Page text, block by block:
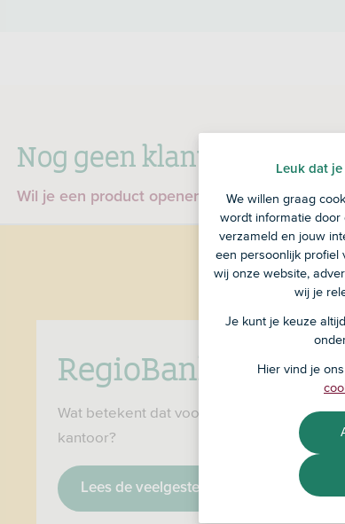
Nog geen klant bij
Wil je een product openen en ben je nog
RegioBank is nu
Wat betekent dat voor jou, je producten en
kantoor?
Lees de veelgestelde vragen
Leuk dat
We willen graag
wordt informatie door
verzameld en jouw
een persoonlijk profiel
wij onze website,
wij je
Je kunt je keuze
Hier vind je ons